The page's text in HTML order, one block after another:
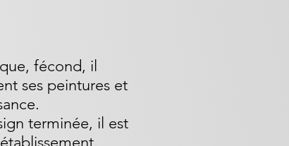
fécond, il
ses peintures et
terminée, il est